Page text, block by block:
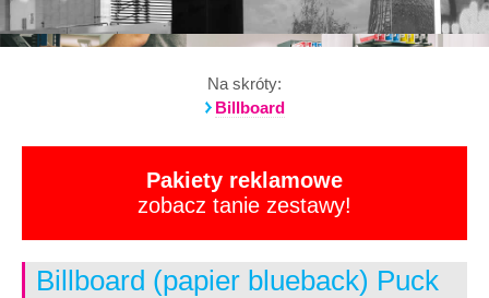
Na skróty:
Billboard
Pakiety reklamowe
zobacz tanie zestawy!
Billboard (papier blueback) Puck